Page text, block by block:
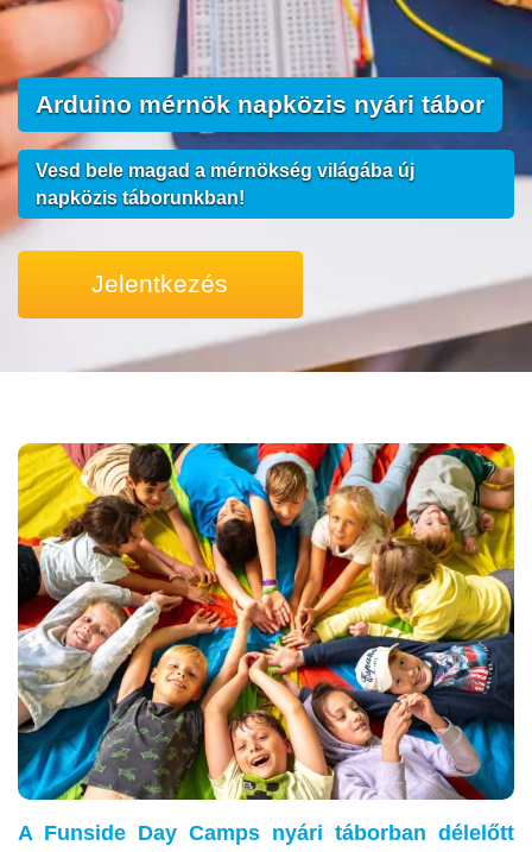
Arduino mérnök napközis nyári tábor
Vesd bele magad a mérnökség világába új
napközis táborunkban!
Jelentkezés
A Funside Day Camps nyári táborban délelőtt